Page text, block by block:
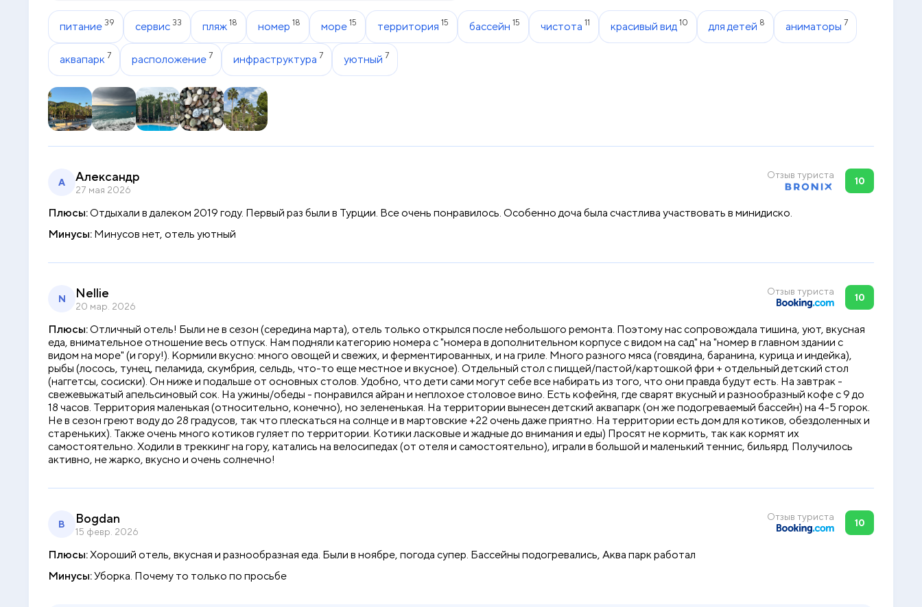
питание 39 сервис 33 пляж 18 номер 18 море 15 территория 15 бассейн 15 чистота 11 красивый вид 10 для детей 8 аниматоры 7
аквапарк 7 расположение 7 инфраструктура 7 уютный 7
А Александр
27 мая 2026
Отзыв туриста
10
Плюсы:Отдыхали в далеком 2019 году. Первый раз были в Турции. Все очень понравилось. Особенно доча была счастлива участвовать в минидиско.
Минусы: Минусов нет, отель уютный
N Nellie
20 мар. 2026
Отзыв туриста
10
Плюсы:Отличный отель! Были не в сезон (середина марта), отель только открылся после небольшого ремонта. Поэтому нас сопровождала тишина, уют, вкусная
еда, внимательное отношение весь отпуск. Нам подняли категорию номера с "номера в дополнительном корпусе с видом на сад" на "номер в главном здании с
видом на море" (и гору!). Кормили вкусно: много овощей и свежих, и ферментированных, и на гриле. Много разного мяса (говядина, баранина, курица и индейка),
рыбы (лосось, тунец, пеламида, скумбрия, сельдь, что-то еще местное и вкусное). Отдельный стол с пиццей/пастой/картошкой фри + отдельный детский стол
(наггетсы, сосиски). Он ниже и подальше от основных столов. Удобно, что дети сами могут себе все набирать из того, что они правда будут есть. На завтрак -
свежевыжатый апельсиновый сок. На ужины/обеды - понравился айран и неплохое столовое вино. Есть кофейня, где сварят вкусный и разнообразный кофе с 9 до
18 часов. Территория маленькая (относительно, конечно), но зелененькая. На территории вынесен детский аквапарк (он же подогреваемый бассейн) на 4-5 горок.
Не в сезон греют воду до 28 градусов, так что плескаться на солнце и в мартовские +22 очень даже приятно. На территории есть дом для котиков, обездоленных и
стареньких). Также очень много котиков гуляет по территории. Котики ласковые и жадные до внимания и еды) Просят не кормить, так как кормят их
самостоятельно. Ходили в треккинг на гору, катались на велосипедах (от отеля и самостоятельно), играли в большой и маленький теннис, бильярд. Получилось
активно, не жарко, вкусно и очень солнечно!
B Bogdan
15 февр. 2026
Отзыв туриста
10
Плюсы:Хороший отель, вкусная и разнообразная еда. Были в ноябре, погода супер. Бассейны подогревались, Аква парк работал
Минусы:Уборка. Почему то только по просьбе